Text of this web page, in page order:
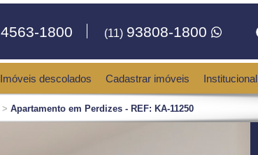
4563-1800 (11) 93808-1800
Imóveis descolados Cadastrar imóveis Institucional
> Apartamento em Perdizes - REF: KA-11250